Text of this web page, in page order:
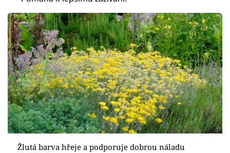
Žlutá barva hřeje a podporuje dobrou náladu